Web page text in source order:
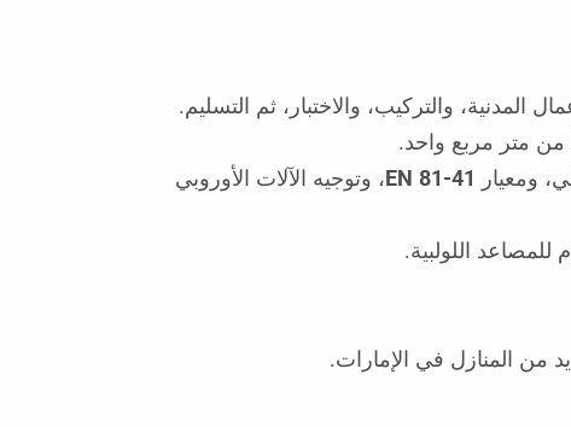
والتركيب، والاختبار، ثم التسليم.
من متر مربع واحد.
ومعيار EN 81-41، وتوجيه الآلات الأوروبي
من المنازل في الإمارات.